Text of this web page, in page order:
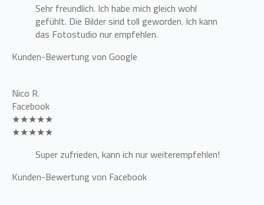
Sehr freundlich. Ich habe mich gleich wohl
gefühlt. Die Bilder sind toll geworden. Ich kann
das Fotostudio nur empfehlen.
Kunden-Bewertung von Google
Nico R.
Facebook
★★★★★
★★★★★
Super zufrieden, kann ich nur weiterempfehlen!
Kunden-Bewertung von Facebook